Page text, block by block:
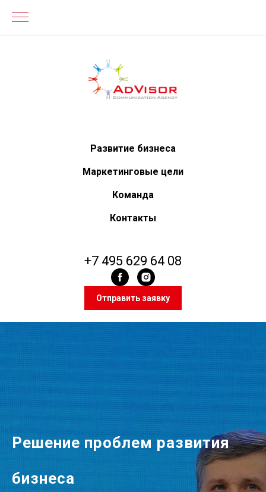
Развитие бизнеса
Маркетинговые цели
Команда
Контакты
+7 495 629 64 08
Отправить заявку
Решение проблем развития
бизнеса